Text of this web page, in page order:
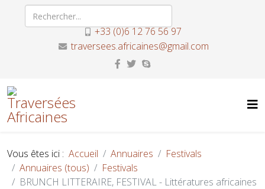
+33 (0)6 12 76 56 97
traversees.africaines@gmail.com
Vous êtes ici : Accueil Annuaires
Festivals
Annuaires (tous)
Festivals
BRUNCH LITTERAIRE, FESTIVAL - Littératures africaines